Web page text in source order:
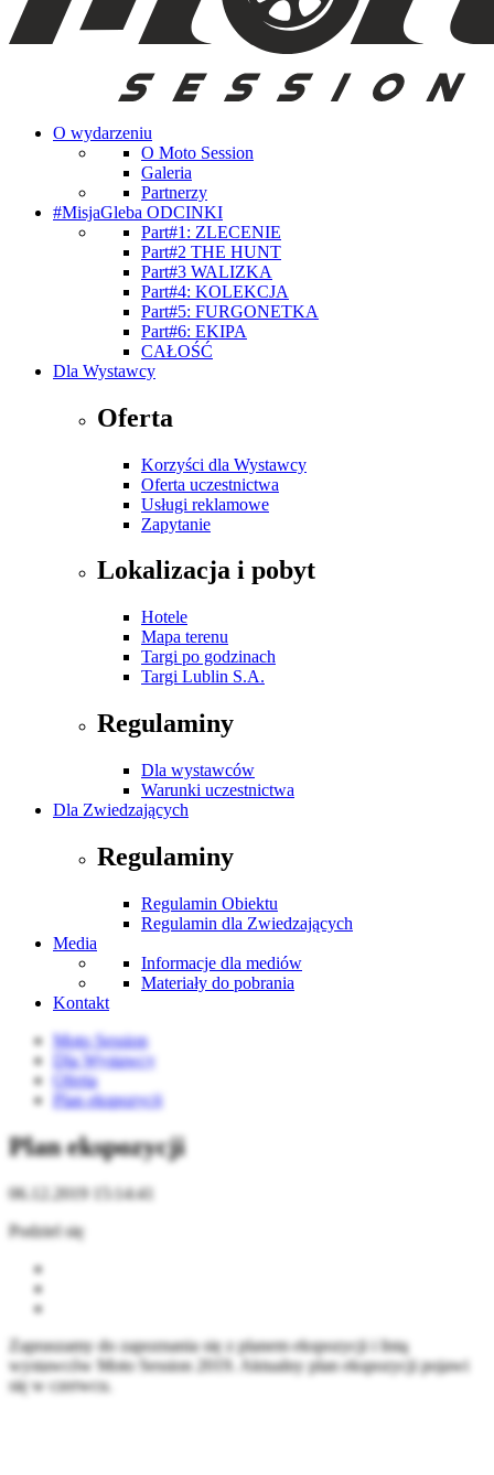
O wydarzeniu
O Moto Session
Galeria
Partnerzy
#MisjaGleba ODCINKI
Part#1: ZLECENIE
Part#2 THE HUNT
Part#3 WALIZKA
Part#4: KOLEKCJA
Part#5: FURGONETKA
Part#6: EKIPA
CAŁOŚĆ
Dla Wystawcy
Oferta
Korzyści dla Wystawcy
Oferta uczestnictwa
Usługi reklamowe
Zapytanie
Lokalizacja i pobyt
Hotele
Mapa terenu
Targi po godzinach
Targi Lublin S.A.
Regulaminy
Dla wystawców
Warunki uczestnictwa
Dla Zwiedzających
Regulaminy
Regulamin Obiektu
Regulamin dla Zwiedzających
Media
Informacje dla mediów
Materiały do pobrania
Kontakt
Moto Session
Dla Wystawcy
Oferta
Plan ekspozycji
Plan ekspozycji
06.12.2019 15:14:41
Podziel się
Zapraszamy do zapoznania się z planem ekspozycji i listą
wystawców Moto Session 2019. Aktualny plan ekspozycji pojawi
się w czerwcu.